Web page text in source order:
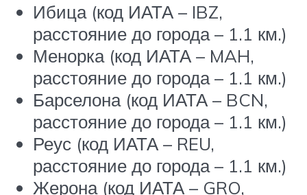
Ибица (код ИАТА – IBZ,
расстояние до города – 1.1 км.)
Менорка (код ИАТА – MAH,
расстояние до города – 1.1 км.)
Барселона (код ИАТА – BCN,
расстояние до города – 1.1 км.)
Реус (код ИАТА – REU,
расстояние до города – 1.1 км.)
Жерона (код ИАТА – GRO,